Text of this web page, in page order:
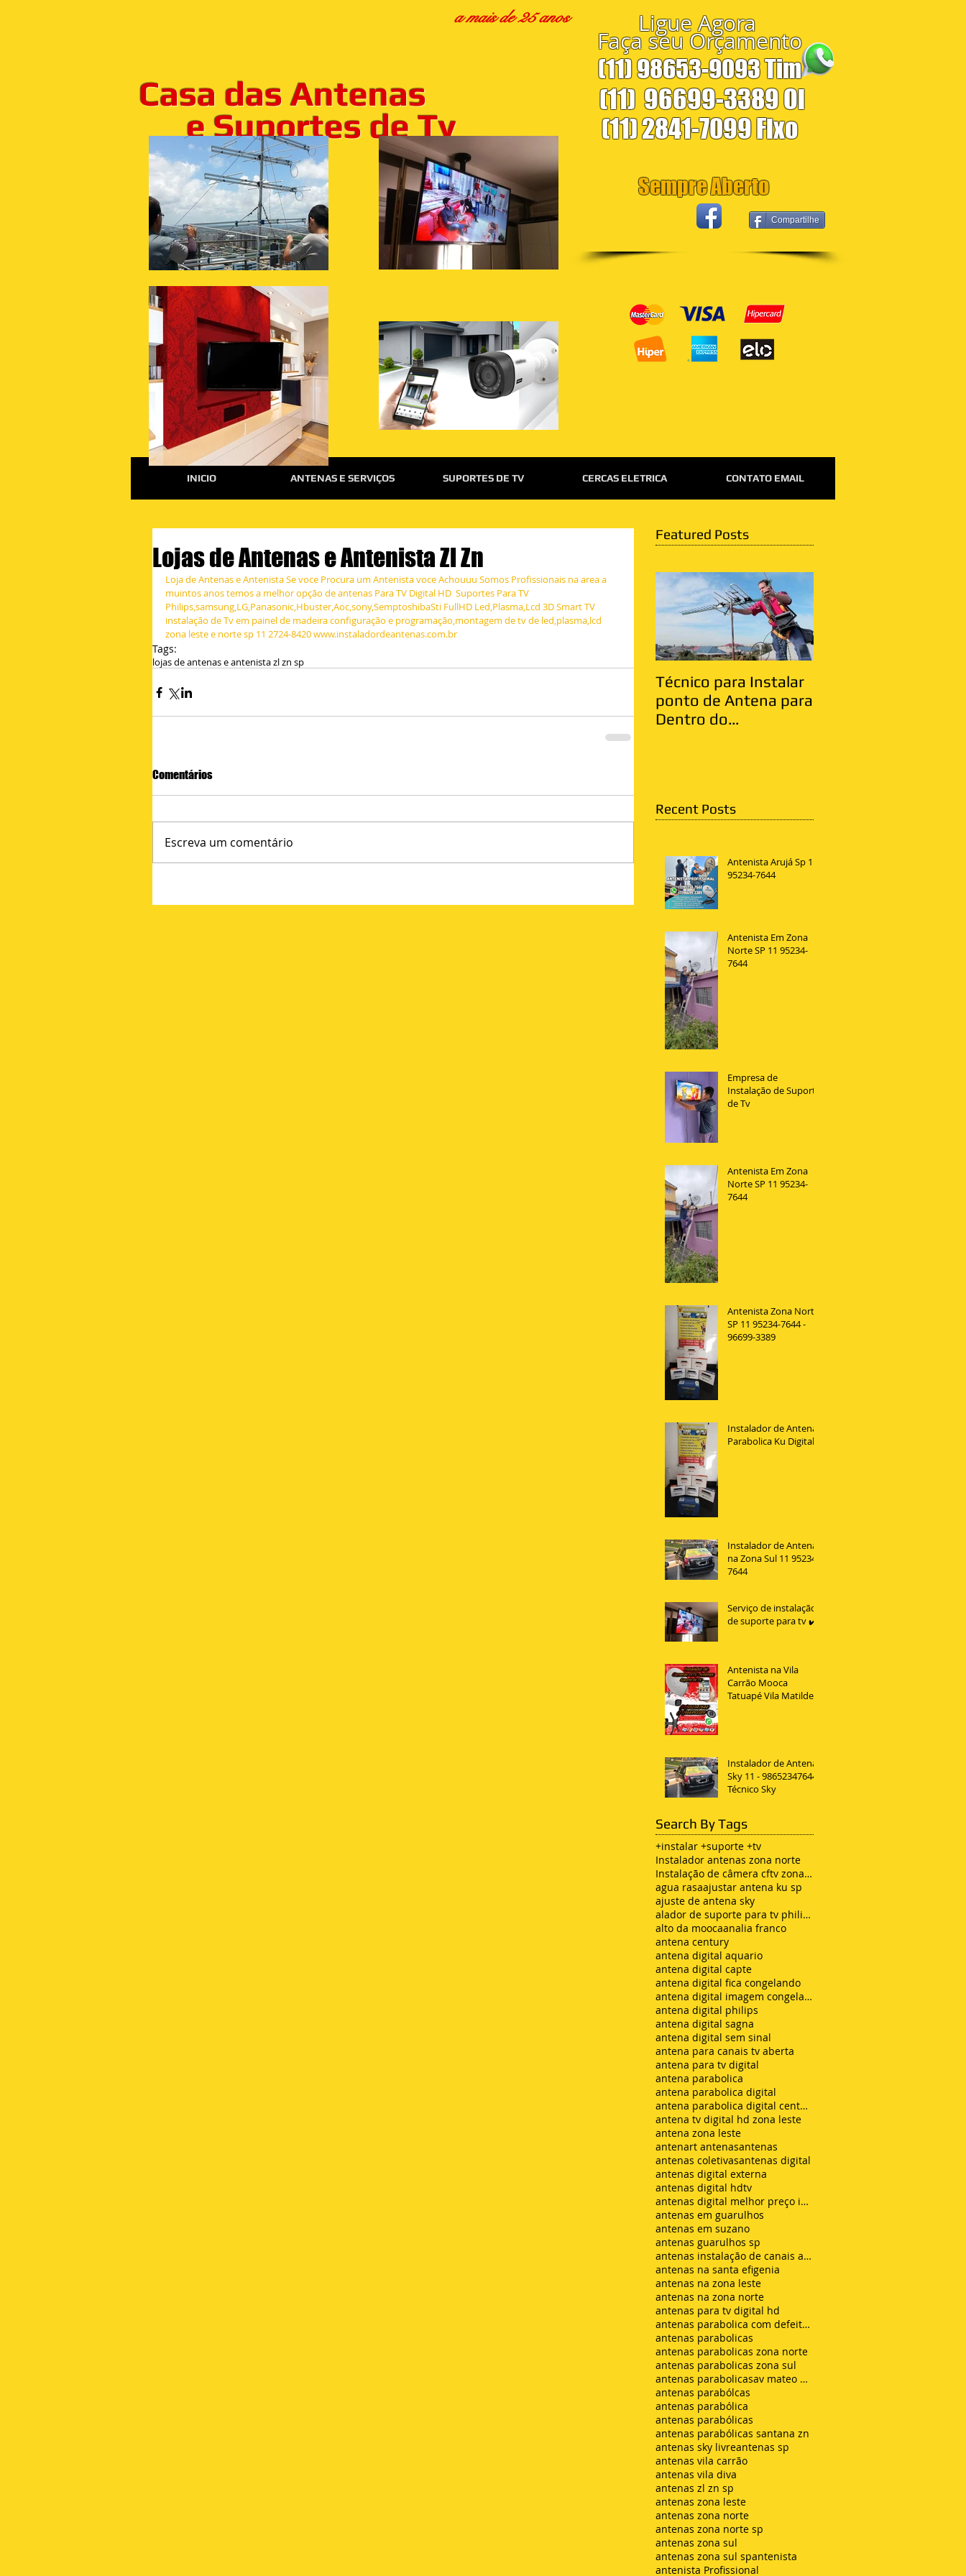
Casa das Antenas
e Suportes de Tv
a mais de 25 anos Ligue Agora
Faça seu Orçamento
(11) 98653-9093 Tim
(11) 96699-3389 Oi
(11) 2841-7099 Fixo
Sempre Aberto
Compartilhe
INICIO ANTENAS E SERVIÇOS SUPORTES DE TV CERCAS ELETRICA CONTATO EMAIL
Lojas de Antenas e Antenista Zl Zn
Loja de Antenas e Antenista Se voce Procura um Antenista voce Achouuu Somos Profissionais na area a
muintos anos temos a melhor opção de antenas Para TV Digital HD  Suportes Para TV
Philips,samsung,LG,Panasonic,Hbuster,Aoc,sony,SemptoshibaSti FullHD Led,Plasma,Lcd 3D Smart TV
instalação de Tv em painel de madeira configuração e programação,montagem de tv de led,plasma,lcd
zona leste e norte sp 11 2724-8420 www.instaladordeantenas.com.br
Tags:
lojas de antenas e antenista zl zn sp
Comentários
Escreva um comentário
Featured Posts
Técnico para Instalar
ponto de Antena para
Dentro do
Recent Posts
Antenista Arujá Sp 11
95234-7644
Antenista Em Zona
Norte SP 11 95234-
7644
Empresa de
Instalação de Suporte
de Tv
Antenista Em Zona
Norte SP 11 95234-
7644
Antenista Zona Norte
SP 11 95234-7644 -
96699-3389
Instalador de Antena
Parabolica Ku Digital
Instalador de Antenas
na Zona Sul 11 95234
7644
Serviço de instalação
de suporte para tv ✔️
Antenista na Vila
Carrão Mooca
Tatuapé Vila Matilde
Instalador de Antena
Sky 11 - 98652347644
Técnico Sky
Search By Tags
+instalar +suporte +tv
Instalador antenas zona norte
Instalação de câmera cftv zona leste sp
agua rasaajustar antena ku sp
ajuste de antena sky
alador de suporte para tv philips
alto da moocaanalia franco
antena century
antena digital aquario
antena digital capte
antena digital fica congelando
antena digital imagem congelando
antena digital philips
antena digital sagna
antena digital sem sinal
antena para canais tv aberta
antena para tv digital
antena parabolica
antena parabolica digital
antena parabolica digital century
antena tv digital hd zona leste
antena zona leste
antenart antenasantenas
antenas coletivasantenas digital
antenas digital externa
antenas digital hdtv
antenas digital melhor preço instalada
antenas em guarulhos
antenas em suzano
antenas guarulhos sp
antenas instalação de canais abertos de tv net zon
antenas na santa efigenia
antenas na zona leste
antenas na zona norte
antenas para tv digital hd
antenas parabolica com defeito sem sinal chuvisco
antenas parabolicas
antenas parabolicas zona norte
antenas parabolicas zona sul
antenas parabolicasav mateo bei são mateus
antenas parabólcas
antenas parabólica
antenas parabólicas
antenas parabólicas santana zn
antenas sky livreantenas sp
antenas vila carrão
antenas vila diva
antenas zl zn sp
antenas zona leste
antenas zona norte
antenas zona norte sp
antenas zona sul
antenas zona sul spantenista
antenista Profissional